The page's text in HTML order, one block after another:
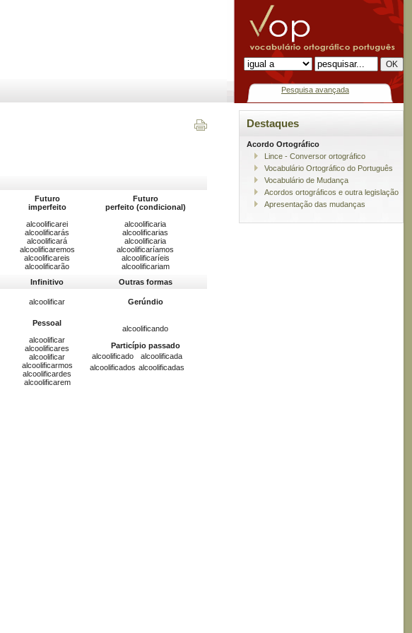
Pesquisa avançada
Futuro
imperfeito
Futuro
perfeito (condicional)
alcoolificarei
alcoolificarás
alcoolificará
alcoolificaremos
alcoolificareis
alcoolificarão
alcoolificaria
alcoolificarias
alcoolificaria
alcoolificaríamos
alcoolificaríeis
alcoolificariam
Infinitivo Outras formas
alcoolificar Gerúndio
Pessoal
alcoolificar
alcoolificares
alcoolificar
alcoolificarmos
alcoolificardes
alcoolificarem
alcoolificando
Particípio passado
alcoolificado
alcoolificada
alcoolificados alcoolificadas
Destaques
Acordo Ortográfico
Lince - Conversor ortográfico
Vocabulário Ortográfico do Português
Vocabulário de Mudança
Acordos ortográficos e outra legislação
Apresentação das mudanças